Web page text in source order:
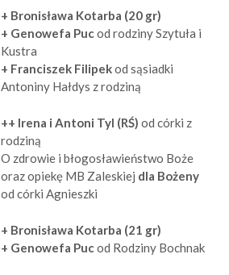
+ Bronisława Kotarba (20 gr)
+ Genowefa Pucod rodziny Szytuła i
Kustra
+ Franciszek Filipekod sąsiadki
Antoniny Hałdys z rodziną
++ Irena i Antoni Tyl (RŚ) od córki z
rodziną
O zdrowie i błogosławieństwo Boże
oraz opiekę MB Zaleskiej dla Bożeny
od córki Agnieszki
+ Bronisława Kotarba (21 gr)
+ Genowefa Pucod Rodziny Bochnak